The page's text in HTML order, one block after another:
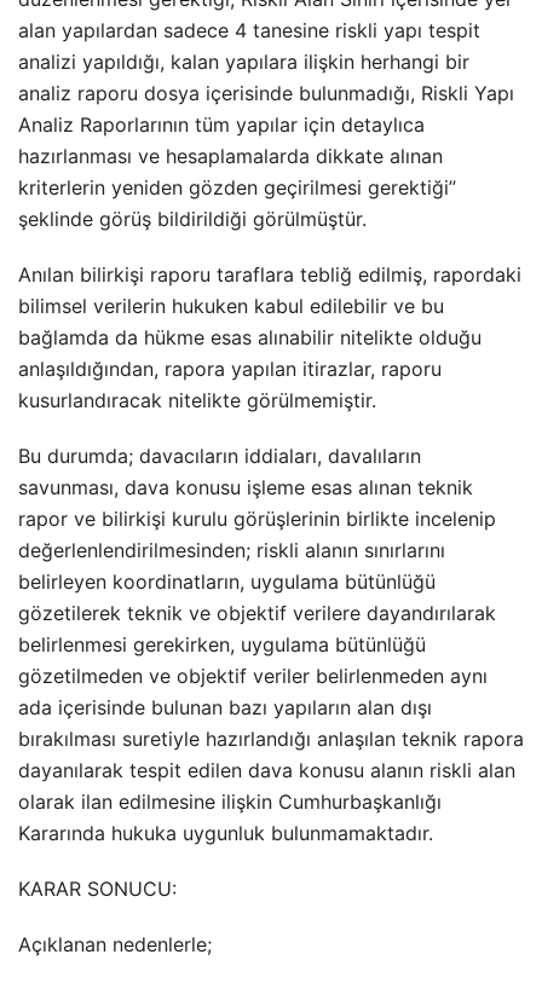
alan yapılardan sadece 4 tanesine riskli yapı tespit
analizi yapıldığı, kalan yapılara ilişkin herhangi bir
analiz raporu dosya içerisinde bulunmadığı, Riskli Yapı
Analiz Raporlarının tüm yapılar için detaylıca
hazırlanması ve hesaplamalarda dikkate alınan
kriterlerin yeniden gözden geçirilmesi gerektiği”
şeklinde görüş bildirildiği görülmüştür.
Anılan bilirkişi raporu taraflara tebliğ edilmiş, rapordaki
bilimsel verilerin hukuken kabul edilebilir ve bu
bağlamda da hükme esas alınabilir nitelikte olduğu
anlaşıldığından, rapora yapılan itirazlar, raporu
kusurlandıracak nitelikte görülmemiştir.
Bu durumda; davacıların iddiaları, davalıların
savunması, dava konusu işleme esas alınan teknik
rapor ve bilirkişi kurulu görüşlerinin birlikte incelenip
değerlenlendirilmesinden; riskli alanın sınırlarını
belirleyen koordinatların, uygulama bütünlüğü
gözetilerek teknik ve objektif verilere dayandırılarak
belirlenmesi gerekirken, uygulama bütünlüğü
gözetilmeden ve objektif veriler belirlenmeden aynı
ada içerisinde bulunan bazı yapıların alan dışı
bırakılması suretiyle hazırlandığı anlaşılan teknik rapora
dayanılarak tespit edilen dava konusu alanın riskli alan
olarak ilan edilmesine ilişkin Cumhurbaşkanlığı
Kararında hukuka uygunluk bulunmamaktadır.
KARAR SONUCU:
Açıklanan nedenlerle;